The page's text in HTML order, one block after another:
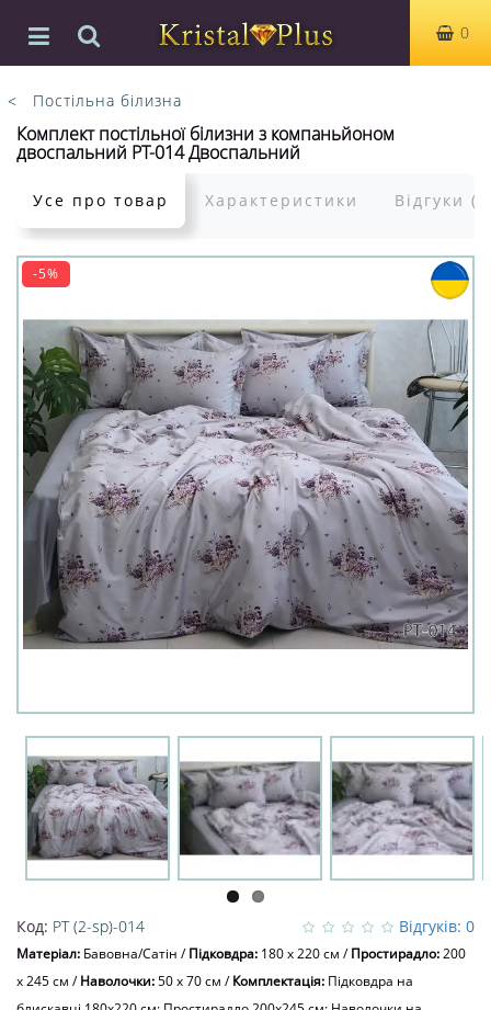
0
Постільна білизна
Комплект постільної білизни з компаньйоном
двоспальний PT-014 Двоспальний
Усе про товар Характеристики Відгуки
-5%
Відгуків: 0
Код: PT (2-sp)-014
Матеріал: Бавовна/Сатін /Підковдра: 180 x 220 см /Простирадло:200
x 245 см /Наволочки:50 х 70 см /Комплектація: Підковдра на